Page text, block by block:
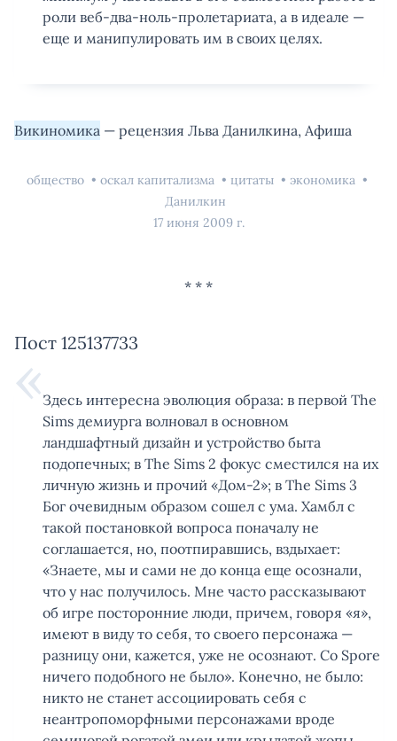
роли веб-два-ноль-пролетариата, а в идеале —
еще и манипулировать им в своих целях.
Викиномика — рецензия Льва Данилкина, Афиша
общество оскал капитализма цитаты
экономика
Данилкин
17 июня 2009 г.
Пост 125137733
Здесь интересна эволюция образа: в первой The
Sims демиурга волновал в основном
ландшафтный дизайн и устройство быта
подопечных; в The Sims 2 фокус сместился на их
личную жизнь и прочий «Дом-2»; в The Sims 3
Бог очевидным образом сошел с ума. Хамбл с
такой постановкой вопроса поначалу не
соглашается, но, поотпиравшись, вздыхает:
«Знаете, мы и сами не до конца еще осознали,
что у нас получилось. Мне часто рассказывают
об игре посторонние люди, причем, говоря «я»,
имеют в виду то себя, то своего персонажа —
разницу они, кажется, уже не осознают. Со Spore
ничего подобного не было». Конечно, не было:
никто не станет ассоциировать себя с
неантропоморфными персонажами вроде